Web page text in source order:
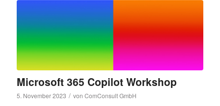
Microsoft 365 Copilot Workshop
5. November 2023 / von ComConsult GmbH